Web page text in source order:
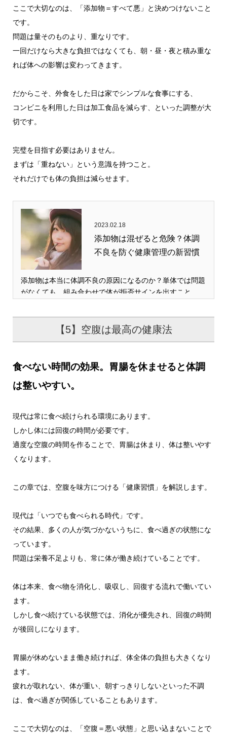
ここで大切なのは、「添加物＝すべて悪」と決めつけないこと
です。
問題は量そのものより、重なりです。
一回だけなら大きな負担ではなくても、朝・昼・夜と積み重な
れば体への影響は変わってきます。
だからこそ、外食をした日は家でシンプルな食事にする、
コンビニを利用した日は加工食品を減らす、といった調整が大
切です。
完璧を目指す必要はありません。
まずは「重ねない」という意識を持つこと。
それだけでも体の負担は減らせます。
2023.02.18
添加物は混ぜると危険？体調
不良を防ぐ健康管理の新習慣
添加物は本当に体調不良の原因になるのか？単体では問題
がなくても、組み合わせで体が拒否サインを出すこと…
【5】空腹は最高の健康法
食べない時間の効果。胃腸を休ませると体調
は整いやすい。
現代は常に食べ続けられる環境にあります。
しかし体には回復の時間が必要です。
適度な空腹の時間を作ることで、胃腸は休まり、体は整いやす
くなります。
この章では、空腹を味方につける「健康習慣」を解説します。
現代は「いつでも食べられる時代」です。
その結果、多くの人が気づかないうちに、食べ過ぎの状態にな
っています。
問題は栄養不足よりも、常に体が働き続けていることです。
体は本来、食べ物を消化し、吸収し、回復する流れで働いてい
ます。
しかし食べ続けている状態では、消化が優先され、回復の時間
が後回しになります。
胃腸が休めないまま働き続ければ、体全体の負担も大きくなり
ます。
疲れが取れない、体が重い、朝すっきりしないといった不調
は、食べ過ぎが関係していることもあります。
ここで大切なのは、「空腹＝悪い状態」と思い込まないことで